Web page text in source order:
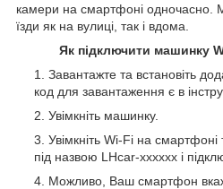
камери на смартфоні одночасно.
їзди як на вулиці, так і вдома.
Як підключити машинку
Завантажте та встановіть
код для завантаження є в
Увімкніть машинку.
Увімкніть Wi-Fi на смартфоні
під назвою LHсar-xxxxxx і
Можливо, Ваш смартфон